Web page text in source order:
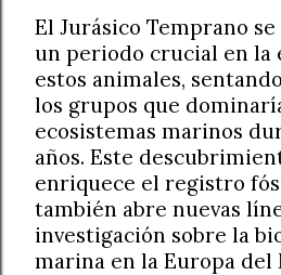
El Jurásico Temprano
un periodo crucial en la
estos animales,
los grupos que
ecosistemas marinos
años. Este
enriquece el registro
también abre nuevas
investigación sobre la
marina en la Europa del